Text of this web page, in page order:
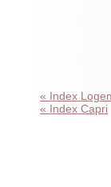
« Index
« Index Capri